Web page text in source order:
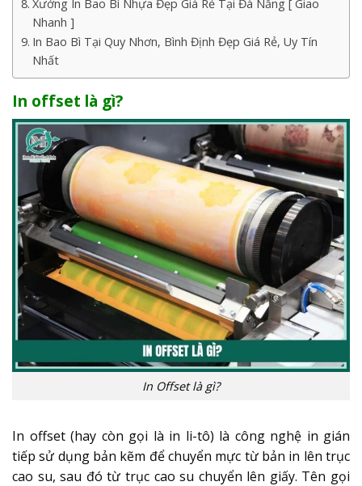
Xưởng In Bao Bì Nhựa Đẹp Giá Rẻ Tại Đà Nẵng [ Giao
Nhanh ]
In Bao Bì Tại Quy Nhơn, Bình Định Đẹp Giá Rẻ, Uy Tín
Nhất
In offset là gì?
In Offset là gì?
In offset (hay còn gọi là in li-tô) là công nghệ in gián
tiếp sử dụng bản kẽm để chuyển mực từ bản in lên trục
cao su, sau đó từ trục cao su chuyển lên giấy. Tên gọi